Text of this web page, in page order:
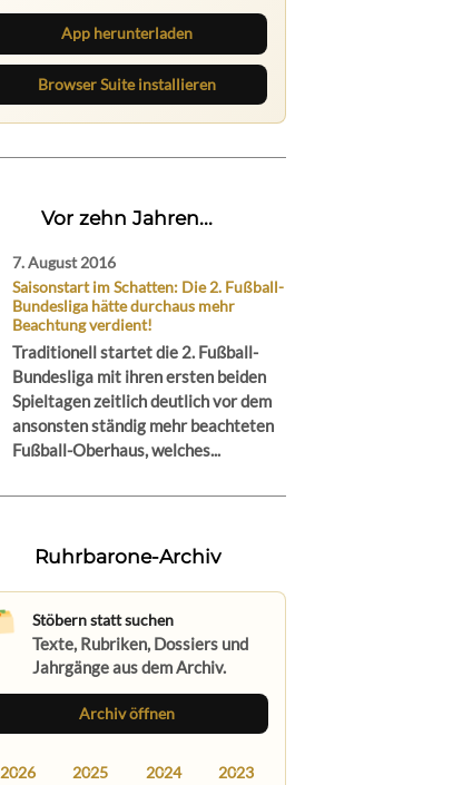
App herunterladen
Browser Suite installieren
Vor zehn Jahren...
7. August 2016
Saisonstart im Schatten: Die 2. Fußball-
Bundesliga hätte durchaus mehr
Beachtung verdient!
Traditionell startet die 2. Fußball-
Bundesliga mit ihren ersten beiden
Spieltagen zeitlich deutlich vor dem
ansonsten ständig mehr beachteten
Fußball-Oberhaus, welches...
Ruhrbarone-Archiv
Stöbern statt suchen
Texte, Rubriken, Dossiers und
Jahrgänge aus dem Archiv.
Archiv öffnen
2026 2025 2024 2023